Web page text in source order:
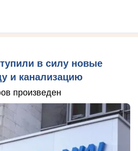
в силу новые
и канализацию
произведен